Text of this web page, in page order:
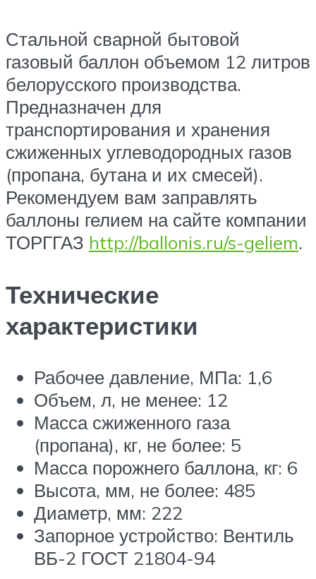
Стальной сварной бытовой
газовый баллон объемом 12 литров
белорусского производства.
Предназначен для
транспортирования и хранения
сжиженных углеводородных газов
(пропана, бутана и их смесей).
Рекомендуем вам заправлять
баллоны гелием на сайте компании
ТОРГГАЗ http://ballonis.ru/s-geliem.
Технические
характеристики
Рабочее давление, МПа: 1,6
Объем, л, не менее: 12
Масса сжиженного газа
(пропана), кг, не более: 5
Масса порожнего баллона, кг: 6
Высота, мм, не более: 485
Диаметр, мм: 222
Запорное устройство: Вентиль
ВБ-2 ГОСТ 21804-94